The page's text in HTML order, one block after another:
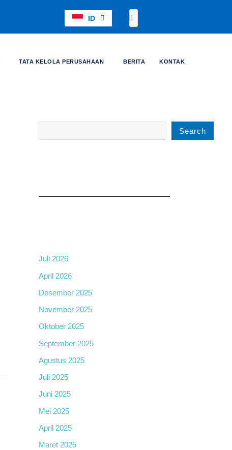
ID
EN
TATA KELOLA PERUSAHAAN BERITA KONTAK
Search
Juli 2026
April 2026
Desember 2025
November 2025
Oktober 2025
September 2025
Agustus 2025
Juli 2025
Juni 2025
Mei 2025
April 2025
Maret 2025